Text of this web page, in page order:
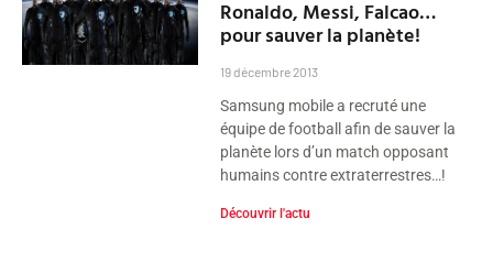
Ronaldo, Messi, Falcao…
pour sauver la planète!
19 décembre 2013
Samsung mobile a recruté une
équipe de football afin de sauver la
planète lors d’un match opposant
humains contre extraterrestres…!
Découvrir l'actu